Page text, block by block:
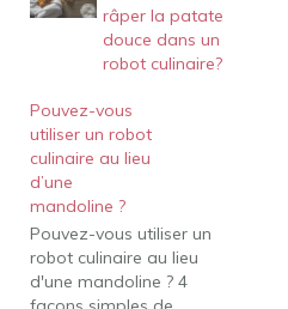
couteau. Placez
l'extrémité non coupée
d'une pomme de terre
Placez l'extrémité plate
et coupée de la pomme
de…
râper la patate
douce dans un
robot culinaire?
Pouvez-vous
utiliser un robot
culinaire au lieu
d’une
mandoline ?
Pouvez-vous utiliser un
robot culinaire au lieu
d'une mandoline ? 4